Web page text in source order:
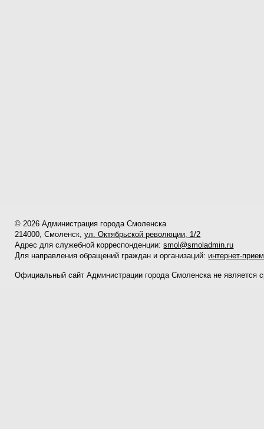
© 2026 Администрация города Смоленска
214000, Смоленск,ул. Октябрьской революции, 1/2
Адрес для служебной корреспонденции:smol@smoladmin.ru
Для направления обращений граждан и организаций: интернет-
Официальный сайт Администрации города Смоленска не является